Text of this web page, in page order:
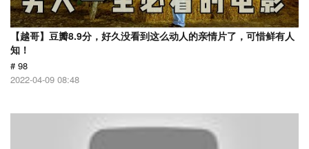
【越哥】豆瓣8.9分，好久没看到这么动人的亲情片了，可惜鲜有人
知！
# 98
2022-04-09 08:48